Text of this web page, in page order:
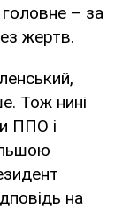
головне – за
жертв.
Тож нині
ППО і
на